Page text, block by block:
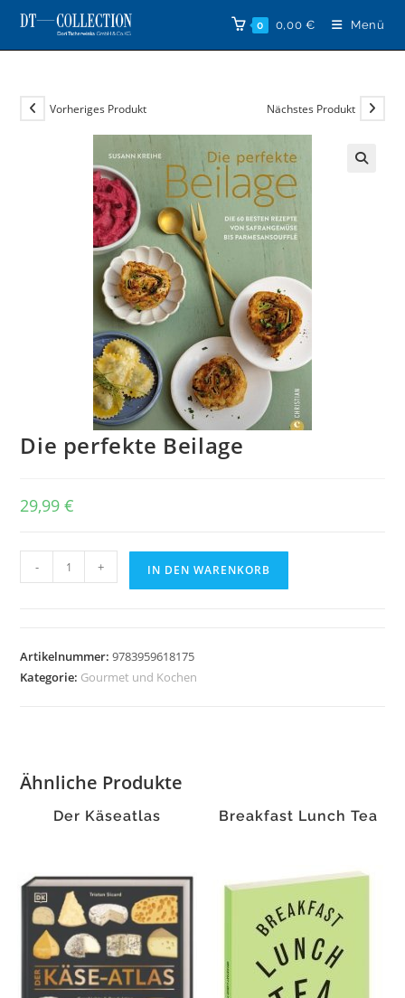
Zum
Inhalt
springen
0 0,00 € Menü
Vorheriges Produkt Nächstes Produkt
Die perfekte Beilage
29,99€
perfekte
- + IN DEN WARENKORB
Artikelnummer:9783959618175
Kategorie: Gourmet und Kochen
Ähnliche Produkte
Der Käseatlas Breakfast Lunch Tea